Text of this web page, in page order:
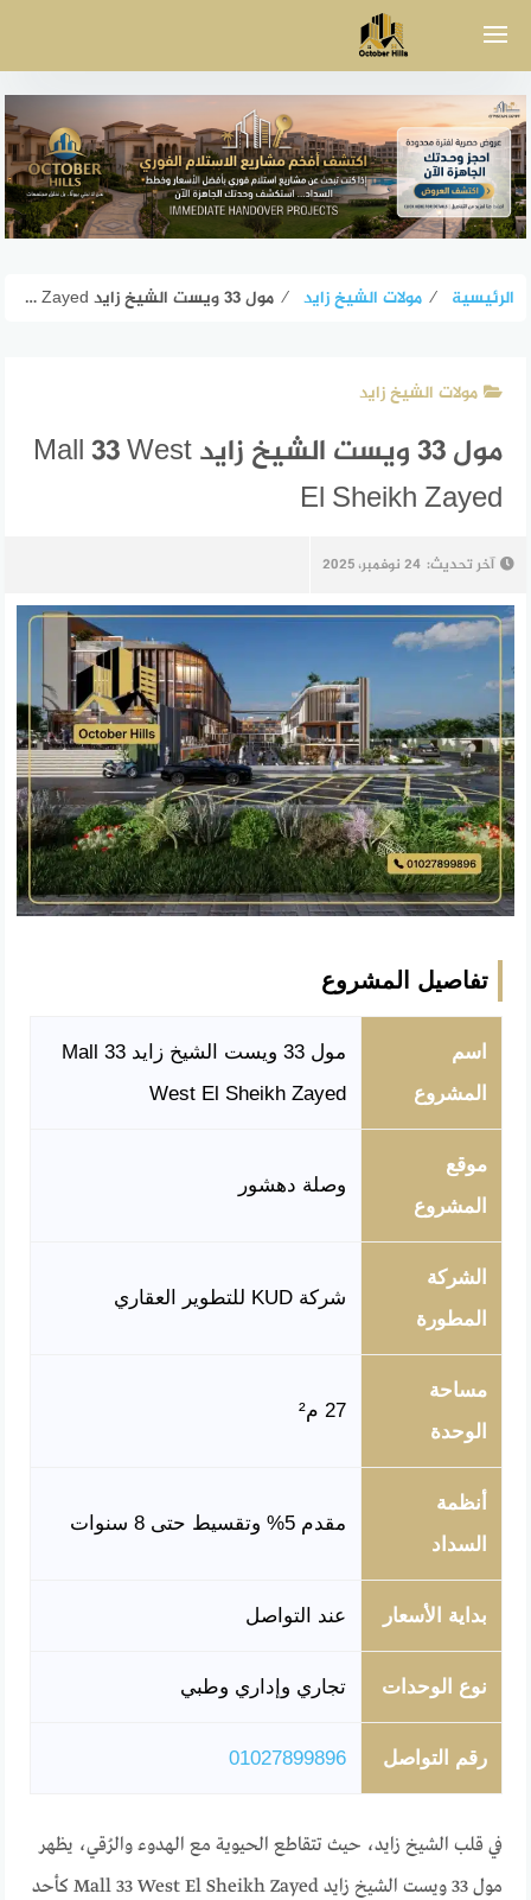
الرئيسية ⁄ مولات الشيخ زايد ⁄ مول 33 ويست الشيخ زايد Mall 33 West El Sheikh Zayed
مولات الشيخ زايد
مول 33 ويست الشيخ زايد Mall 33 West
El Sheikh Zayed
آخر تحديث: 24 نوفمبر، 2025
تفاصيل المشروع
اسم
المشروع
مول 33 ويست الشيخ زايد Mall 33
West El Sheikh Zayed
موقع
المشروع
وصلة دهشور
الشركة
المطورة
شركة KUD للتطوير العقاري
مساحة
الوحدة
27 م²
أنظمة
السداد
مقدم 5% وتقسيط حتى 8 سنوات
بداية الأسعار عند التواصل
نوع الوحدات تجاري وإداري وطبي
رقم التواصل 01027899896
في قلب الشيخ زايد، حيث تتقاطع الحيوية مع الهدوء والرُقي، يظهر
مول 33 ويست الشيخ زايد Mall 33 West El Sheikh Zayed كأحد